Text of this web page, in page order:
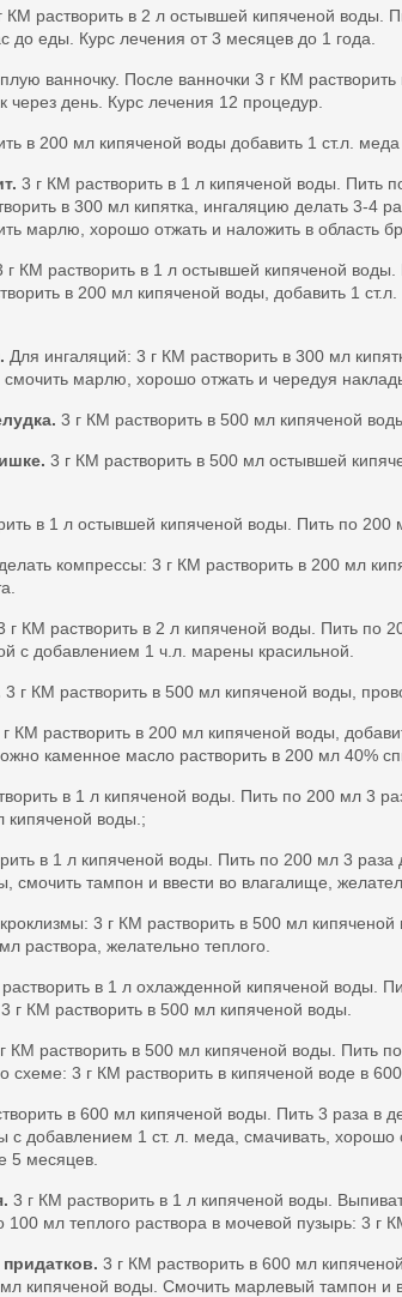
КМ растворить в 2 л остывшей кипяченой
до еды. Курс лечения от 3 месяцев до 1 года.
ванночку. После ванночки 3 г КМ
через день. Курс лечения 12 процедур.
в 200 мл кипяченой воды добавить 1 ст.л.
3 г КМ растворить в 1 л кипяченой воды. Пить
в 300 мл кипятка, ингаляцию делать 3-4
марлю, хорошо отжать и наложить в область
г КМ растворить в 1 л остывшей кипяченой
в 200 мл кипяченой воды, добавить 1
Для ингаляций: 3 г КМ растворить в 300 мл
марлю, хорошо отжать и чередуя
3 г КМ растворить в 500 мл кипяченой
3 г КМ растворить в 500 мл остывшей
в 1 л остывшей кипяченой воды. Пить по 200
компрессы: 3 г КМ растворить в 200 мл
г КМ растворить в 2 л кипяченой воды. Пить по
с добавлением 1 ч.л. марены красильной.
3 г КМ растворить в 500 мл кипяченой воды,
г КМ растворить в 200 мл кипяченой воды,
каменное масло растворить в 200 мл 40%
в 1 л кипяченой воды. Пить по 200 мл 3
кипяченой воды.;
в 1 л кипяченой воды. Пить по 200 мл 3
смочить тампон и ввести во влагалище,
3 г КМ растворить в 500 мл
раствора, желательно теплого.
в 1 л охлажденной кипяченой воды.
г КМ растворить в 500 мл кипяченой воды.
КМ растворить в 500 мл кипяченой воды. Пить
схеме: 3 г КМ растворить в кипяченой воде в
в 600 мл кипяченой воды. Пить 3 раза в
с добавлением 1 ст. л. меда, смачивать, хорошо
5 месяцев.
3 г КМ растворить в 1 л кипяченой воды.
100 мл теплого раствора в мочевой пузырь: 3 г
3 г КМ растворить в 600 мл
кипяченой воды. Смочить марлевый тампон и